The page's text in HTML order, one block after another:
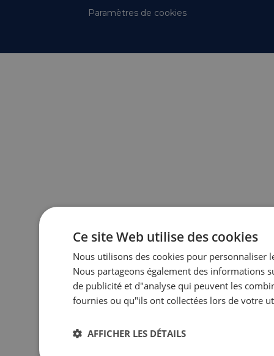
Paramètres de cookies
Ce site Web utilise des cookies
Nous utilisons des cookies pour personnaliser
Nous partageons également des informations
de publicité et d"analyse qui peuvent les
fournies ou qu"ils ont collectées lors de votre
AFFICHER LES DÉTAILS